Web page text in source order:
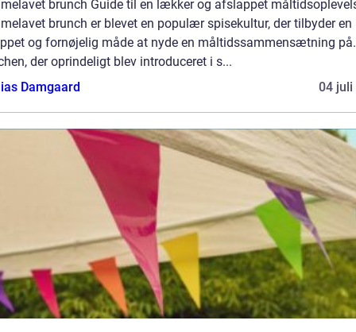
brunch Guide til en lækker og afslappet
brunch er blevet en populær spisekultur, der tilbyder en
og fornøjelig måde at nyde en måltidssammensætning på.
der oprindeligt blev introduceret i s...
Damgaard
04 juli